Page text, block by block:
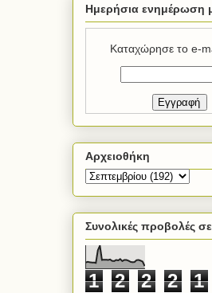
Ημερήσια ενημέρωση
Καταχώρησε το e-
Αρχειοθήκη
Συνολικές προβολές
1 2 2 2 1